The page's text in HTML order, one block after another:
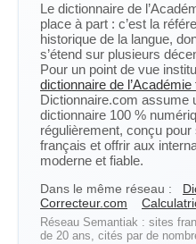
Le dictionnaire de
place à part : c’est la
historique de la langue,
s’étend sur plusieurs
Pour un point de vue
dictionnaire de
Dictionnaire.com assume
dictionnaire 100 %
régulièrement, conçu pour
français et offrir aux
moderne et fiable.
Dans le même réseau :
Correcteur.com
Réseau Semantiak : sites
de 20 ans, cités par de